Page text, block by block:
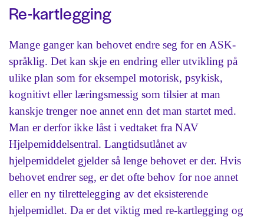
Re-kartlegging
Mange ganger kan behovet endre seg for en ASK-
språklig. Det kan skje en endring eller utvikling på
ulike plan som for eksempel motorisk, psykisk,
kognitivt eller læringsmessig som tilsier at man
kanskje trenger noe annet enn det man startet med.
Man er derfor ikke låst i vedtaket fra NAV
Hjelpemiddelsentral. Langtidsutlånet av
hjelpemiddelet gjelder så lenge behovet er der. Hvis
behovet endrer seg, er det ofte behov for noe annet
eller en ny tilrettelegging av det eksisterende
hjelpemidlet. Da er det viktig med re-kartlegging og